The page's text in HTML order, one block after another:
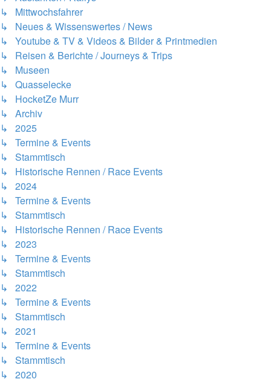
↳ Mittwochsfahrer
↳ Neues & Wissenswertes / News
↳ Youtube & TV & Videos & Bilder & Printmedien
↳ Reisen & Berichte / Journeys & Trips
↳ Museen
↳ Quasselecke
↳ HocketZe Murr
↳ Archiv
↳ 2025
↳ Termine & Events
↳ Stammtisch
↳ Historische Rennen / Race Events
↳ 2024
↳ Termine & Events
↳ Stammtisch
↳ Historische Rennen / Race Events
↳ 2023
↳ Termine & Events
↳ Stammtisch
↳ 2022
↳ Termine & Events
↳ Stammtisch
↳ 2021
↳ Termine & Events
↳ Stammtisch
↳ 2020